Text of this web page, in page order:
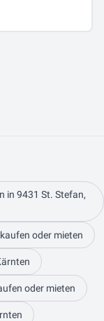
in 9431 St. Stefan,
oder mieten
oder mieten